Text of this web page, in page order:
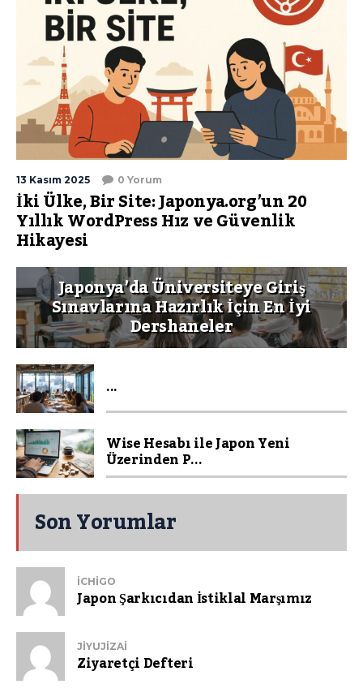
13 Kasım 2025 0 Yorum
İki Ülke, Bir Site: Japonya.org’un 20
Yıllık WordPress Hız ve Güvenlik
Hikayesi
Japonya’da Üniversiteye Giriş
Sınavlarına Hazırlık İçin En İyi
Dershaneler
...
Wise Hesabı ile Japon Yeni
Üzerinden P...
Son Yorumlar
ICHIGO
Japon Şarkıcıdan İstiklal Marşımız
JIYUJIZAI
Ziyaretçi Defteri